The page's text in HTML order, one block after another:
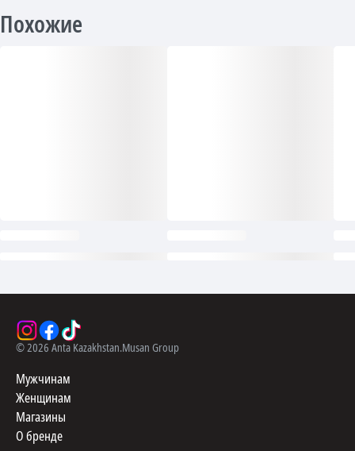
Похожие
©2026 Anta Kazakhstan.Musan Group
Мужчинам
Женщинам
Магазины
О бренде